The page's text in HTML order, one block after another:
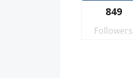
849
Followers